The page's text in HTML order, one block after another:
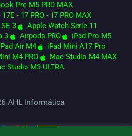
Pro M5 PRO MAX
- 17 PRO - 17 PRO MAX
3
Apple Watch Serie 11
3
Airpods PRO
iPad Pro M5
Air M4
iPad Mini A17 Pro
M4 PRO
Mac Studio M4 MAX
Studio M3 ULTRA
AHL Informática